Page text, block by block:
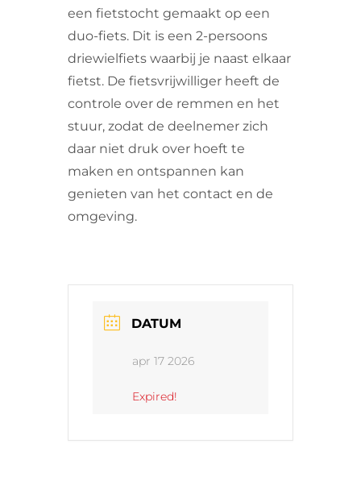
een fietstocht gemaakt op een
duo-fiets. Dit is een 2-persoons
driewielfiets waarbij je naast elkaar
fietst. De fietsvrijwilliger heeft de
controle over de remmen en het
stuur, zodat de deelnemer zich
daar niet druk over hoeft te
maken en ontspannen kan
genieten van het contact en de
omgeving.
DATUM
apr 17 2026
Expired!